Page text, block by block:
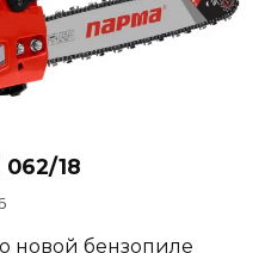
18
новой бензопиле